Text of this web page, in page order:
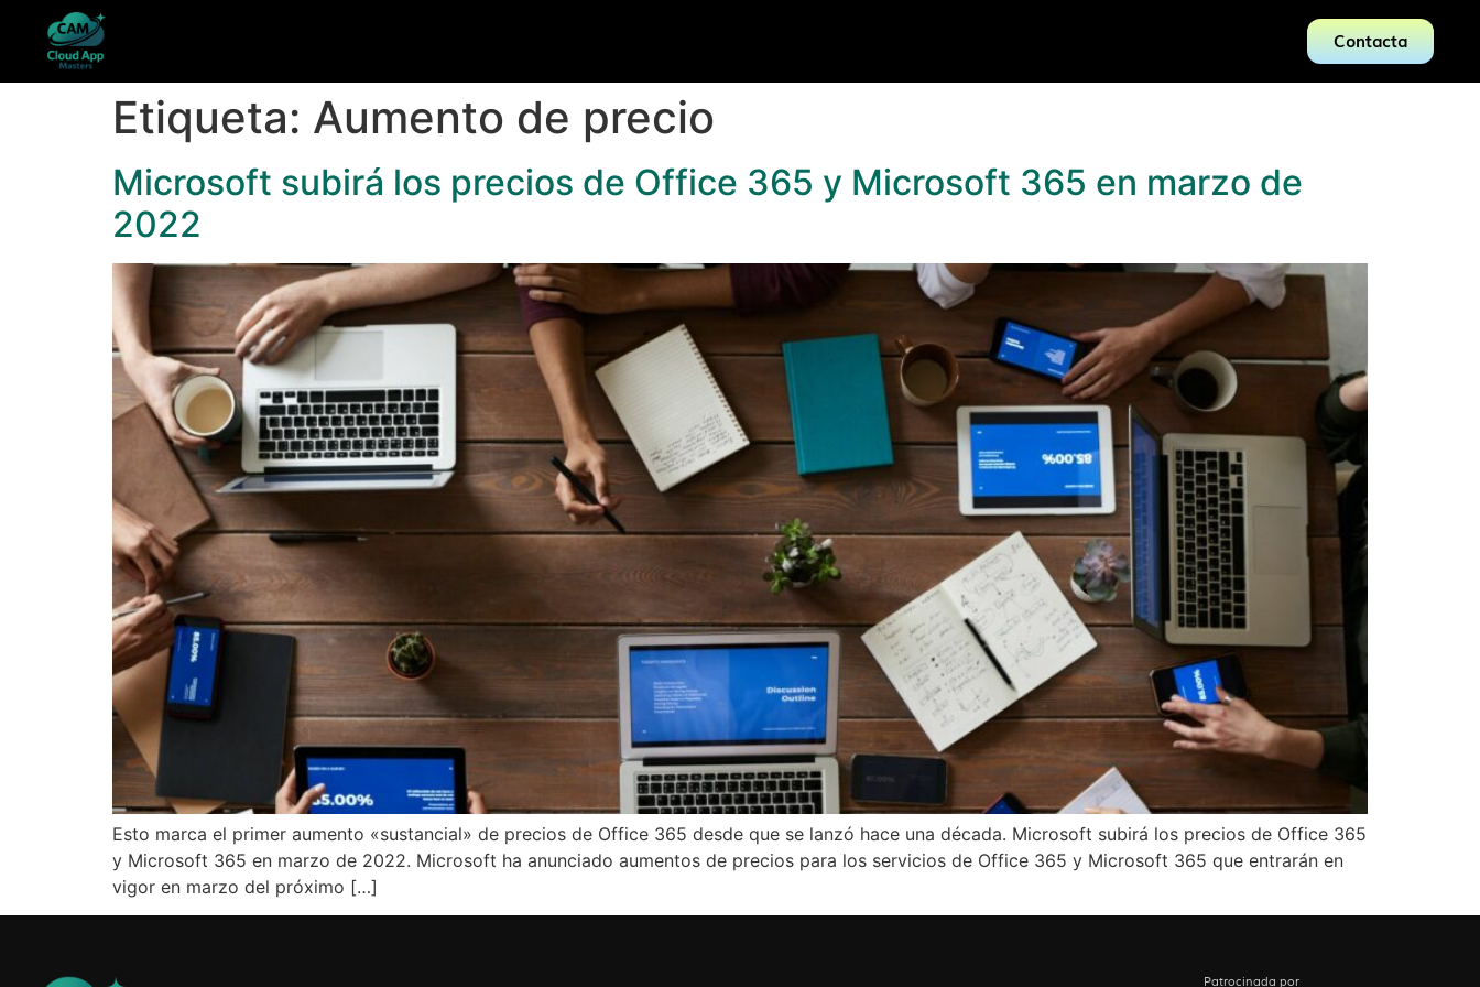
Contacta
Etiqueta: Aumento de precio
Microsoft subirá los precios de Office 365 y Microsoft 365 en marzo de
2022
Esto marca el primer aumento «sustancial» de precios de Office 365 desde que se lanzó hace una década. Microsoft subirá los precios de Office 365
y Microsoft 365 en marzo de 2022. Microsoft ha anunciado aumentos de precios para los servicios de Office 365 y Microsoft 365 que entrarán en
vigor en marzo del próximo […]
Patrocinada por